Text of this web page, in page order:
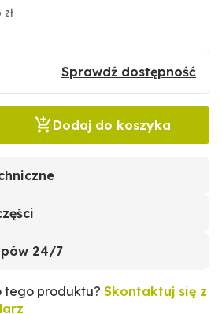
Sprawdź dostępność
Dodaj do koszyka
24/7
tego produktu? Skontaktuj się z